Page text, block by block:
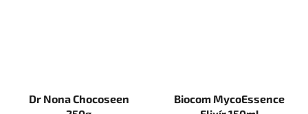
Dr Nona Chocoseen
Biocom MycoEssence